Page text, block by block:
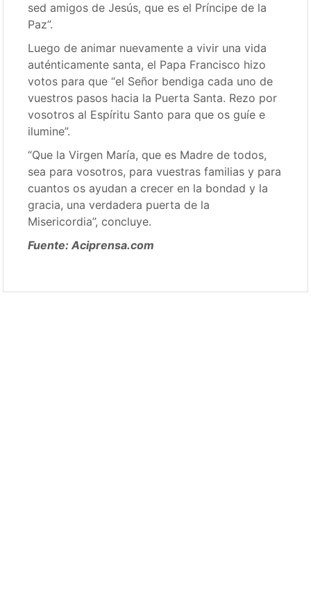
sed amigos de Jesús, que es el Príncipe de la
Paz”.
Luego de animar nuevamente a vivir una vida
auténticamente santa, el Papa Francisco hizo
votos para que “el Señor bendiga cada uno de
vuestros pasos hacia la Puerta Santa. Rezo por
vosotros al Espíritu Santo para que os guíe e
ilumine”.
“Que la Virgen María, que es Madre de todos,
sea para vosotros, para vuestras familias y para
cuantos os ayudan a crecer en la bondad y la
gracia, una verdadera puerta de la
Misericordia”, concluye.
Fuente: Aciprensa.com